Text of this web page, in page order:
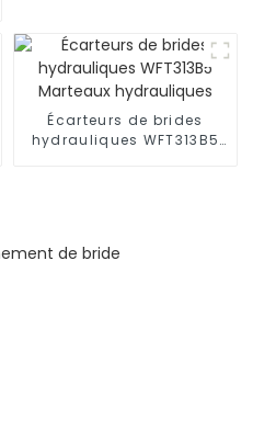
Écarteurs de brides
hydrauliques WFT313B5